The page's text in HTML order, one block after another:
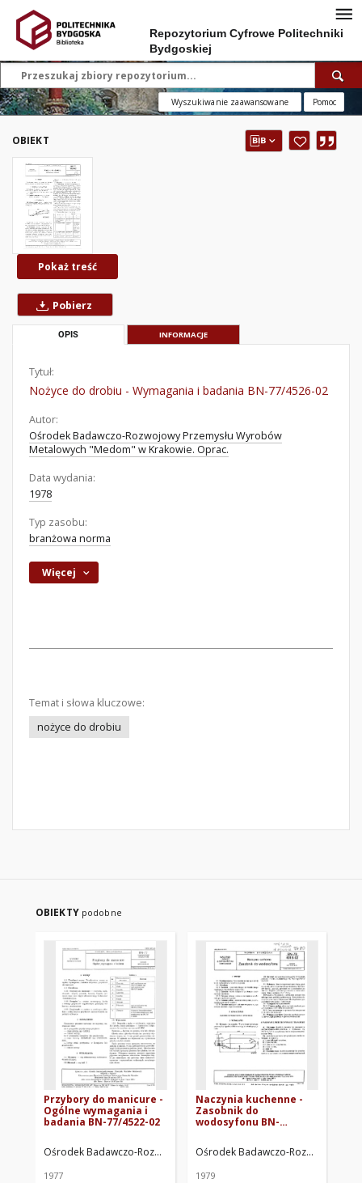
Repozytorium Cyfrowe Politechniki
Bydgoskiej
Wyszukiwanie zaawansowane Pomoc
OBIEKT
Pokaż treść
Pobierz
OPIS INFORMACJE
Tytuł:
Nożyce do drobiu - Wymagania i badania BN-77/4526-02
Autor:
Ośrodek Badawczo-Rozwojowy Przemysłu Wyrobów
Metalowych "Medom" w Krakowie. Oprac.
Data wydania:
1978
Typ zasobu:
branżowa norma
Więcej
Temat i słowa kluczowe:
nożyce do drobiu
OBIEKTY podobne
Przybory do manicure -
Ogólne wymagania i
badania BN-77/4522-02
Ośrodek Badawczo-Rozwojowy Przemysłu Wyrobów Metalowych
1977
Naczynia kuchenne -
Zasobnik do
wodosyfonu BN-
Ośrodek Badawczo-Rozwojowy
1979